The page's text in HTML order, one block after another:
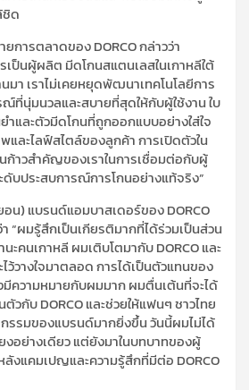
ชิด
การตลาดของ DORCO กล่าวว่า
เป็นผู้ผลิต มีดโกนสแตนเลสในเกาหลีใต้
มา เราไม่เคยหยุดพัฒนาเทคโนโลยีการ
ที่นุ่มนวลและสบายที่สุดให้กับผู้ใช้งาน ใบ
และตัวมีดโกนที่ถูกออกแบบอย่างใส่ใจ
และไลฟ์สไตล์ของลูกค้า การเปิดตัวใน
ก้าวสำคัญของเราในการเชื่อมต่อกับผู้
ดับประสบการณ์การโกนอย่างแท้จริง”
) แบรนด์แอมบาสเดอร์ของ DORCO
า “ผมรู้สึกเป็นเกียรติมากที่ได้ร่วมเป็นส่วน
ะคนเกาหลี ผมเติบโตมากับ DORCO และ
ว้วางใจมาตลอด การได้เป็นตัวแทนของ
มีความหมายกับผมมาก ผมตื่นเต้นที่จะได้
กับ DORCO และช่วยให้แฟนๆ ชาวไทย
รมของแบรนด์มากยิ่งขึ้น วันนี้ผมไม่ได้
งอย่างเดียว แต่ยังมาในบทบาทของผู้
ลังแคมเปญและความรู้สึกที่มีต่อ DORCO